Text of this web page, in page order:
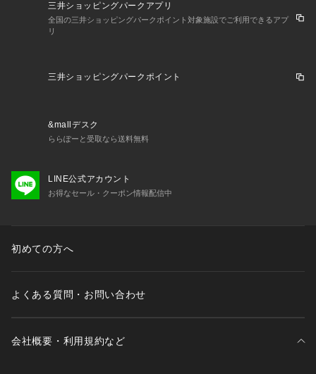
三井ショッピングパークアプリ
全国の三井ショッピングパークポイント対象施設でご利用できるアプ
リ
三井ショッピングパークポイント
&mallデスク
ららぽーと受取なら送料無料
LINE公式アカウント
お得なセール・クーポン情報配信中
初めての方へ
よくある質問・お問い合わせ
会社概要・利用規約など